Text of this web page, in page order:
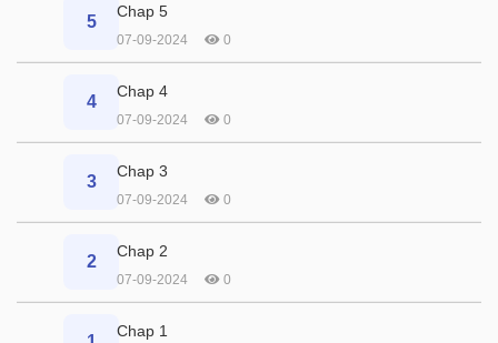
5
Chap 5
07-09-2024 0
4
Chap 4
07-09-2024 0
3
Chap 3
07-09-2024 0
2
Chap 2
07-09-2024 0
Chap 1